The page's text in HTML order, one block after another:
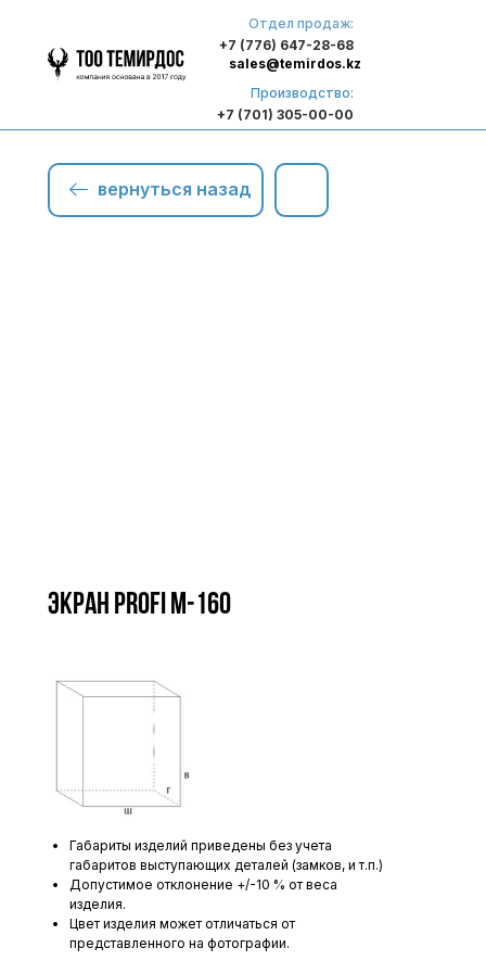
Отдел продаж:
+7 (776) 647-28-68
Производство:
+7 (701) 305-00-00
sales@temirdos.kz
вернуться назад
Экран Profi M-160
Габариты изделий приведены без учета
габаритов выступающих деталей (замков, и т.п.)
Допустимое отклонение +/-10 % от веса
изделия.
Цвет изделия может отличаться от
представленного на фотографии.